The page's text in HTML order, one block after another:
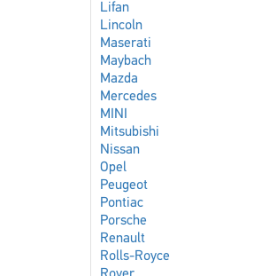
Lifan
Lincoln
Maserati
Maybach
Mazda
Mercedes
MINI
Mitsubishi
Nissan
Opel
Peugeot
Pontiac
Porsche
Renault
Rolls-Royce